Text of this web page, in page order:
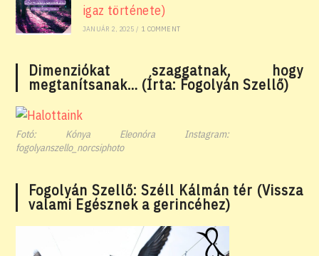
igaz története)
JANUÁR 2, 2025 / 1 COMMENT
Dimenziókat szaggatnak, hogy
megtanítsanak… (Írta: Fogolyán Szellő)
Fotó: Kónya Eleonóra Instagram:
fogolyanszello_norcsiphoto
Fogolyán Szellő: Széll Kálmán tér (Vissza
valami Egésznek a gerincéhez)